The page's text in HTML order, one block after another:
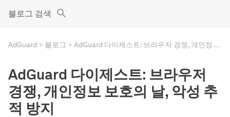
블로그 검색
AdGuard 블로그 AdGuard 다이제스트: 브라우저 경쟁, 개인정보 보호의 날, 악성 추적 방지
AdGuard 다이제스트: 브라우저
경쟁, 개인정보 보호의 날, 악성 추
적 방지